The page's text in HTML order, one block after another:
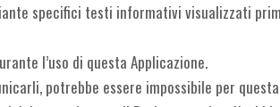
specifici testi informativi visualizzati
l’uso di questa Applicazione.
potrebbe essere impossibile per